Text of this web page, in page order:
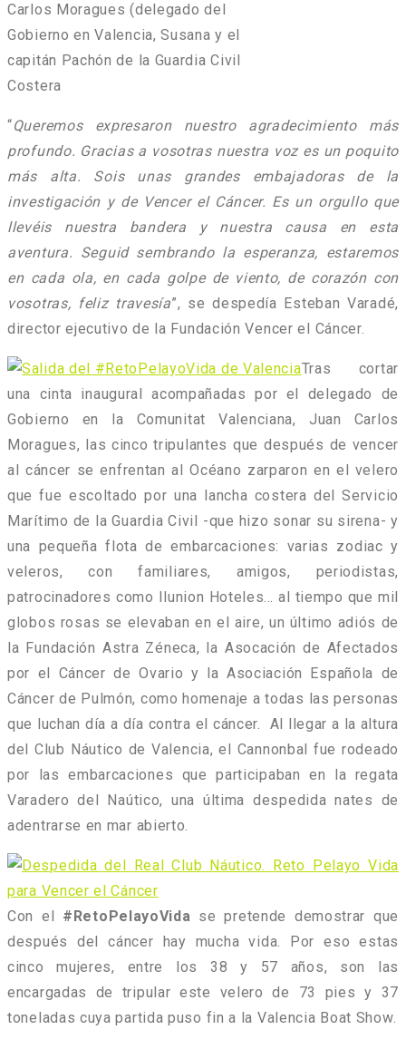
Carlos Moragues (delegado del
Gobierno en Valencia, Susana y el
capitán Pachón de la Guardia Civil
Costera
“Queremos expresaron nuestro agradecimiento más
profundo. Gracias a vosotras nuestra voz es un poquito
más alta. Sois unas grandes embajadoras de la
investigación y de Vencer el Cáncer. Es un orgullo que
llevéis nuestra bandera y nuestra causa en esta
aventura. Seguid sembrando la esperanza, estaremos
en cada ola, en cada golpe de viento, de corazón con
vosotras, feliz travesía”, se despedía Esteban Varadé,
director ejecutivo de la Fundación Vencer el Cáncer.
Tras cortar
una cinta inaugural acompañadas por el delegado de
Gobierno en la Comunitat Valenciana, Juan Carlos
Moragues, las cinco tripulantes que después de vencer
al cáncer se enfrentan al Océano zarparon en el velero
que fue escoltado por una lancha costera del Servicio
Marítimo de la Guardia Civil -que hizo sonar su sirena- y
una pequeña flota de embarcaciones: varias zodiac y
veleros, con familiares, amigos, periodistas,
patrocinadores como Ilunion Hoteles… al tiempo que mil
globos rosas se elevaban en el aire, un último adiós de
la Fundación Astra Zéneca, la Asocación de Afectados
por el Cáncer de Ovario y la Asociación Española de
Cáncer de Pulmón, como homenaje a todas las personas
que luchan día a día contra el cáncer. Al llegar a la altura
del Club Náutico de Valencia, el Cannonbal fue rodeado
por las embarcaciones que participaban en la regata
Varadero del Naútico, una última despedida nates de
adentrarse en mar abierto.
Con el #RetoPelayoVida se pretende demostrar que
después del cáncer hay mucha vida. Por eso estas
cinco mujeres, entre los 38 y 57 años, son las
encargadas de tripular este velero de 73 pies y 37
toneladas cuya partida puso fin a la Valencia Boat Show.